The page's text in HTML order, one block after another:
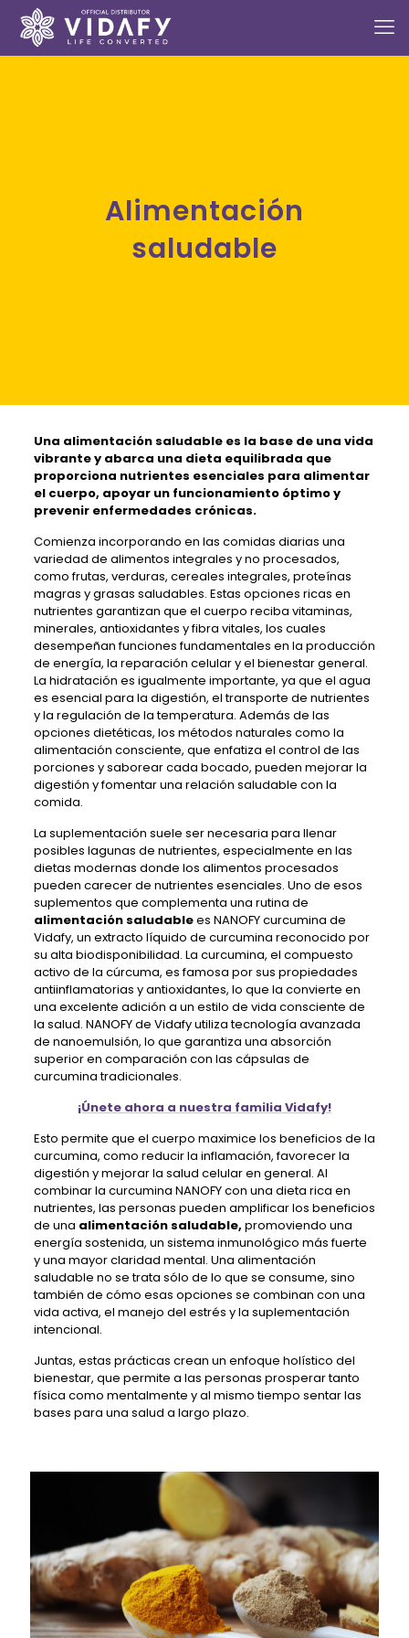
Alimentación
saludable
Una alimentación saludablees la base de una vida
vibrante y abarca una dieta equilibrada que
proporciona nutrientes esenciales para alimentar
el cuerpo, apoyar un funcionamiento óptimo y
prevenir enfermedades crónicas.
Comienza incorporando en las comidas diarias una
variedad de alimentos integrales y no procesados,
como frutas, verduras, cereales integrales, proteínas
magras y grasas saludables. Estas opciones ricas en
nutrientes garantizan que el cuerpo reciba vitaminas,
minerales, antioxidantes y fibra vitales, los cuales
desempeñan funciones fundamentales en la producción
de energía, la reparación celular y el bienestar general.
La hidratación es igualmente importante, ya que el agua
es esencial para la digestión, el transporte de nutrientes
y la regulación de la temperatura. Además de las
opciones dietéticas, los métodos naturales como la
alimentación consciente, que enfatiza el control de las
porciones y saborear cada bocado, pueden mejorar la
digestión y fomentar una relación saludable con la
comida.
La suplementación suele ser necesaria para llenar
posibles lagunas de nutrientes, especialmente en las
dietas modernas donde los alimentos procesados ​​
pueden carecer de nutrientes esenciales. Uno de esos
suplementos que complementa una rutina de
alimentación saludablees NANOFY curcumina de
Vidafy, un extracto líquido de curcumina reconocido por
su alta biodisponibilidad. La curcumina, el compuesto
activo de la cúrcuma, es famosa por sus propiedades
antiinflamatorias y antioxidantes, lo que la convierte en
una excelente adición a un estilo de vida consciente de
la salud. NANOFY de Vidafy utiliza tecnología avanzada
de nanoemulsión, lo que garantiza una absorción
superior en comparación con las cápsulas de
curcumina tradicionales.
¡Únete ahora a nuestra familia Vidafy!
Esto permite que el cuerpo maximice los beneficios de la
curcumina, como reducir la inflamación, favorecer la
digestión y mejorar la salud celular en general. Al
combinar la curcumina NANOFY con una dieta rica en
nutrientes, las personas pueden amplificar los beneficios
de una alimentación saludable, promoviendo una
energía sostenida, un sistema inmunológico más fuerte
y una mayor claridad mental. Una alimentación
saludable no se trata sólo de lo que se consume, sino
también de cómo esas opciones se combinan con una
vida activa, el manejo del estrés y la suplementación
intencional.
Juntas, estas prácticas crean un enfoque holístico del
bienestar, que permite a las personas prosperar tanto
física como mentalmente y al mismo tiempo sentar las
bases para una salud a largo plazo.